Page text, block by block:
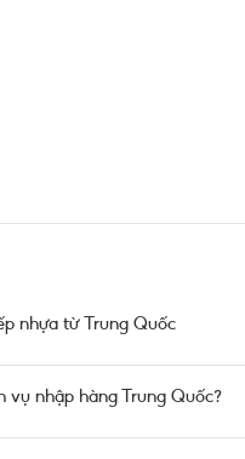
nhựa từ Trung Quốc
vụ nhập hàng Trung Quốc?